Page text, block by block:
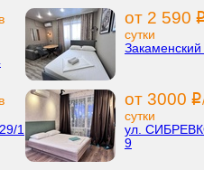
от 2 590
сутки
1
от 3000 i
сутки
ул.
9